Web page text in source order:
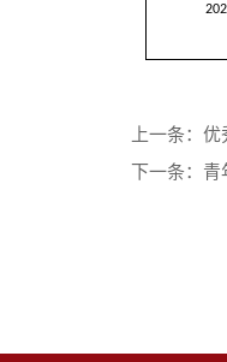
上一条： 优
下一条： 青